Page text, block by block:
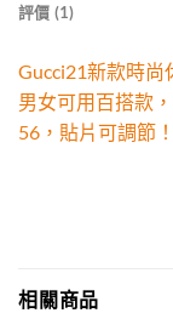
評價 (1)
Gucci21新款時尚
男女可用百搭款
56，貼片可調節
相關商品